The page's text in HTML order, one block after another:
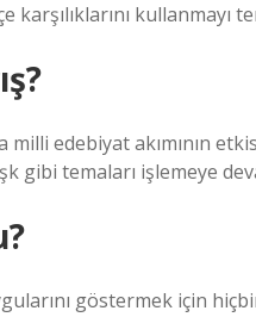
kullanmayı
edebiyat akımının
gibi temaları işlemeye
göstermek için